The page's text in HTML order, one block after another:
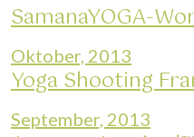
SamanaYOGA-
Oktober, 2013
Yoga Shooting
September, 2013